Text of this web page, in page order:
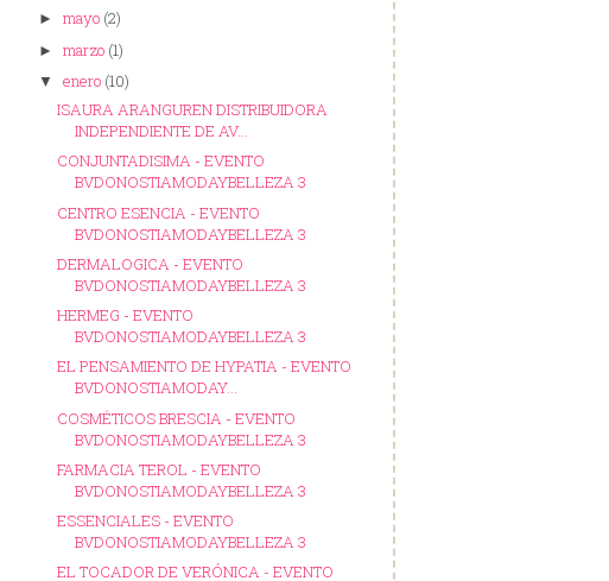
► mayo (2)
► marzo (1)
▼ enero (10)
ISAURA ARANGUREN DISTRIBUIDORA
INDEPENDIENTE DE AV...
CONJUNTADISIMA - EVENTO
BVDONOSTIAMODAYBELLEZA 3
CENTRO ESENCIA - EVENTO
BVDONOSTIAMODAYBELLEZA 3
DERMALOGICA - EVENTO
BVDONOSTIAMODAYBELLEZA 3
HERMEG - EVENTO
BVDONOSTIAMODAYBELLEZA 3
EL PENSAMIENTO DE HYPATIA - EVENTO
BVDONOSTIAMODAY...
COSMÉTICOS BRESCIA - EVENTO
BVDONOSTIAMODAYBELLEZA 3
FARMACIA TEROL - EVENTO
BVDONOSTIAMODAYBELLEZA 3
ESSENCIALES - EVENTO
BVDONOSTIAMODAYBELLEZA 3
EL TOCADOR DE VERÓNICA - EVENTO